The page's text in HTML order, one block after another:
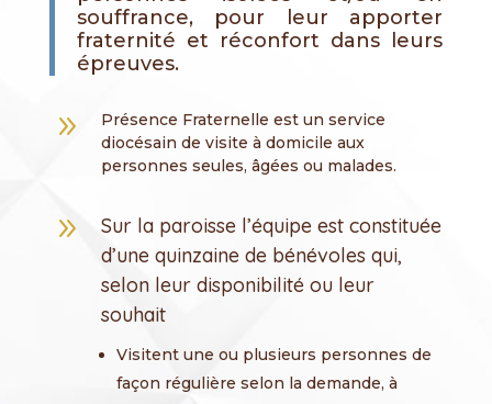
souffrance, pour leur apporter
fraternité et réconfort dans leurs
épreuves.
9
Présence Fraternelle est un service
diocésain de visite à domicile aux
personnes seules, âgées ou malades.
9
Sur la paroisse l’équipe est constituée
d’une quinzaine de bénévoles qui,
selon leur disponibilité ou leur
souhait
Visitent une ou plusieurs personnes de
façon régulière selon la demande, à